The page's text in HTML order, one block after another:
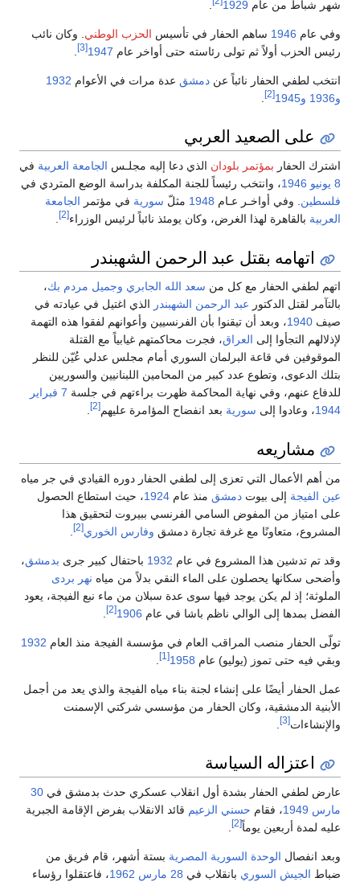
شهر شباط من عام 1929
وفي عام 1946 ساهم الحفار في تأسيس الحزب الوطني . وكان نائب
رئيس الحزب أولاً ثم تولى رئاسته حتى أواخر عام 1947
[3]
انتخب لطفي الحفار نائباً عن دمشق عدة مرات في الأعوام 1932
و1936
و1945 [2]
على الصعيد العربي
اشترك الحفار بمؤتمر بلودان الذي دعا إليه مجلـس الجامعة العربية في
8 يونيو
1946، وانتخب رئيساً للجنة المكلفة بدراسة الوضع المتردي في
فلسطين . وفي أواخـر عـام 1948 مثلّ سورية في مؤتمر الجامعة
العربية بالقاهرة لهذا الغرض، وكان يومئذ نائباً لرئيس الوزراء[2]
اتهامه بقتل عبد الرحمن الشهبندر
اتهم لطفي الحفار مع كل من سعد الله الجابري وجميل مردم بك،
بالتآمر لقتل الدكتور عبد الرحمن الشهبندر الذي اغتيل في عيادته في
صيف 1940، وبعد أن تيقنوا بأن الفرنسيين وأعوانهم لفقوا هذه التهمة
لإذلالهم التجأوا إلى العراق، فجرت محاكمتهم غيابياً مع القتلة
الموقوفين في قاعة البرلمان السوري أمام مجلس عدلي عُيّن للنظر
بتلك الدعوى، وتطوع عدد كبير من المحامين اللبنانيين والسوريين
للدفاع عنهم، وفي نهاية المحاكمة ظهرت براءتهم في جلسة 7 فبراير
1944، وعادوا إلى سورية بعد انفضاح المؤامرة عليهم[2]
.
مشاريعه
من أهم الأعمال التي تعزى إلى لطفي الحفار دوره القيادي في جر مياه
عين الفيجة إلى بيوت دمشق منذ عام 1924، حيث استطاع الحصول
على امتياز من المفوض السامي الفرنسي ببيروت لتحقيق هذا
المشروع، متعاونًا مع غرفة تجارة دمشق وفارس الخوري[2]
وقد تم تدشين هذا المشروع في عام 1932 باحتفال كبير جرى بدمشق،
وأضحى سكانها يحصلون على الماء النقي بدلاً من مياه نهر بردى
الملوثة؛ إذ لم يكن يوجد فيها سوى عدة سبلان من ماء نبع الفيجة، يعود
الفضل بمدها إلى الوالي ناظم باشا في عام 1906
[2]
تولّى الحفار منصب المراقب العام في مؤسسة الفيجة منذ العام 1932
وبقي فيه حتى تموز (يوليو) عام 1958
[1]
عمل الحفار أيضًا على إنشاء لجنة بناء مياه الفيجة والذي يعد من أجمل
الأبنية الدمشقية، وكان الحفار من مؤسسي شركتي الإسمنت
والإنشاءات[3]
اعتزاله السياسة
عارض لطفي الحفار بشدة أول انقلاب عسكري حدث بدمشق في 30
مارس 1949، فقام حسني الزعيم قائد الانقلاب بفرض الإقامة الجبرية
عليه لمدة أربعين يوماً[2]
وبعد انفصال الوحدة السورية المصرية بستة أشهر، قام فريق من
ضباط الجيش السوري بانقلاب في 28 مارس 1962، فاعتقلوا رؤساء